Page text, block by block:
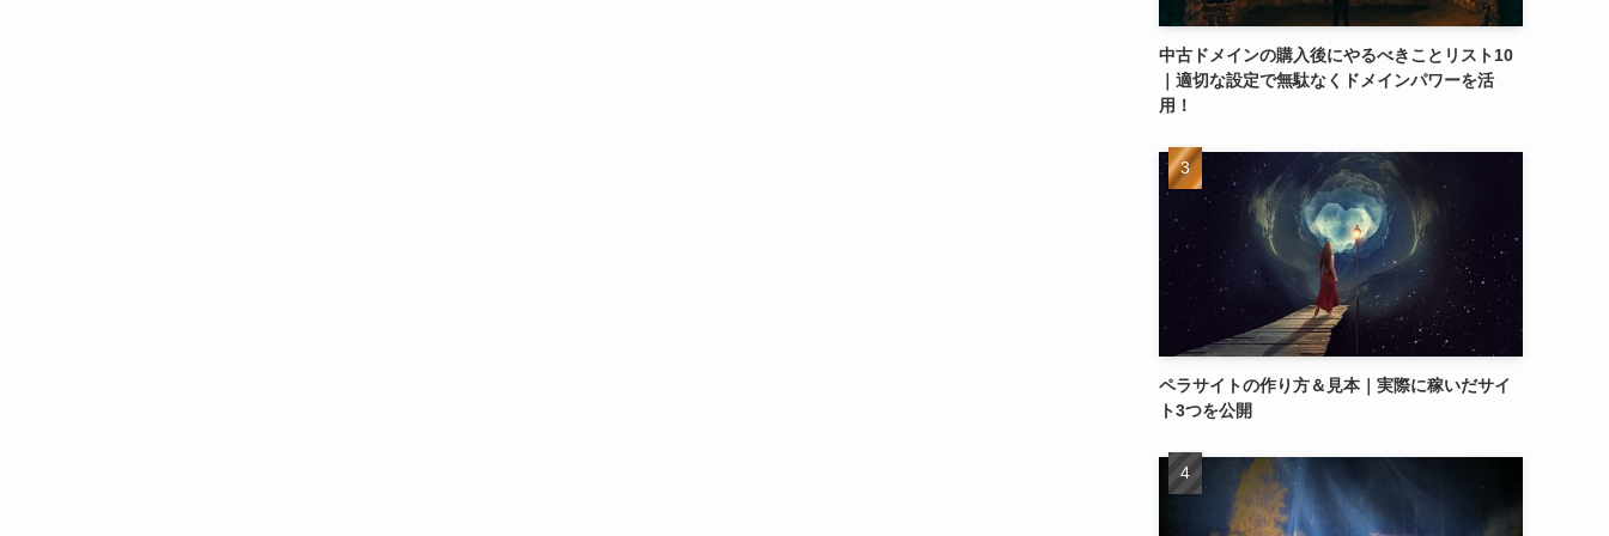
中古ドメインの購入後にやるべきことリスト10
｜適切な設定で無駄なくドメインパワーを活
用！
ペラサイトの作り方＆見本｜実際に稼いだサイ
ト3つを公開